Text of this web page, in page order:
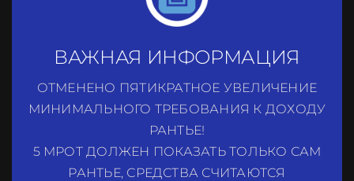
ВАЖНАЯ ИНФОРМАЦИЯ
ОТМЕНЕНО ПЯТИКРАТНОЕ УВЕЛИЧЕНИЕ
МИНИМАЛЬНОГО ТРЕБОВАНИЯ К ДОХОДУ
РАНТЬЕ!
5 МРОТ ДОЛЖЕН ПОКАЗАТЬ ТОЛЬКО САМ
РАНТЬЕ, СРЕДСТВА СЧИТАЮТСЯ